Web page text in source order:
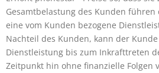
Gesamtbelastung des Kunden
eine vom Kunden bezogene
Nachteil des Kunden, kann der
Dienstleistung bis zum Inkrafttreten
Zeitpunkt hin ohne finanzielle Folgen